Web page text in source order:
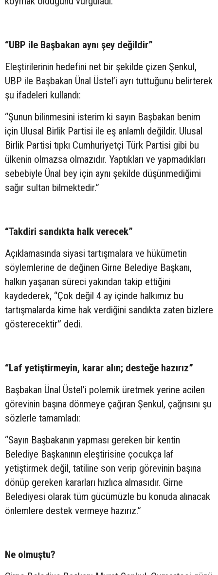
“UBP ile Başbakan aynı şey değildir”
Eleştirilerinin hedefini net bir şekilde çizen Şenkul,
UBP ile Başbakan Ünal Üstel’i ayrı tuttuğunu belirterek
şu ifadeleri kullandı:
“Şunun bilinmesini isterim ki sayın Başbakan benim
için Ulusal Birlik Partisi ile eş anlamlı değildir. Ulusal
Birlik Partisi tıpkı Cumhuriyetçi Türk Partisi gibi bu
ülkenin olmazsa olmazıdır. Yaptıkları ve yapmadıkları
sebebiyle Ünal bey için aynı şekilde düşünmediğimi
sağır sultan bilmektedir.”
“Takdiri sandıkta halk verecek”
Açıklamasında siyasi tartışmalara ve hükümetin
söylemlerine de değinen Girne Belediye Başkanı,
halkın yaşanan süreci yakından takip ettiğini
kaydederek, “Çok değil 4 ay içinde halkımız bu
tartışmalarda kime hak verdiğini sandıkta zaten bizlere
gösterecektir” dedi.
“Laf yetiştirmeyin, karar alın; desteğe hazırız”
Başbakan Ünal Üstel’i polemik üretmek yerine acilen
görevinin başına dönmeye çağıran Şenkul, çağrısını şu
sözlerle tamamladı:
“Sayın Başbakanın yapması gereken bir kentin
Belediye Başkanının eleştirisine çocukça laf
yetiştirmek değil, tatiline son verip görevinin başına
dönüp gereken kararları hızlıca almasıdır. Girne
Belediyesi olarak tüm gücümüzle bu konuda alınacak
önlemlere destek vermeye hazırız.”
Ne olmuştu?